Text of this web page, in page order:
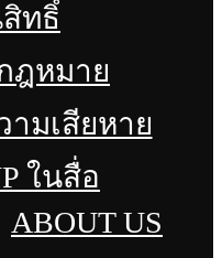
ทธิ์
ฎหมาย
ามเสียหาย
ในสื่อ
ABOUT US